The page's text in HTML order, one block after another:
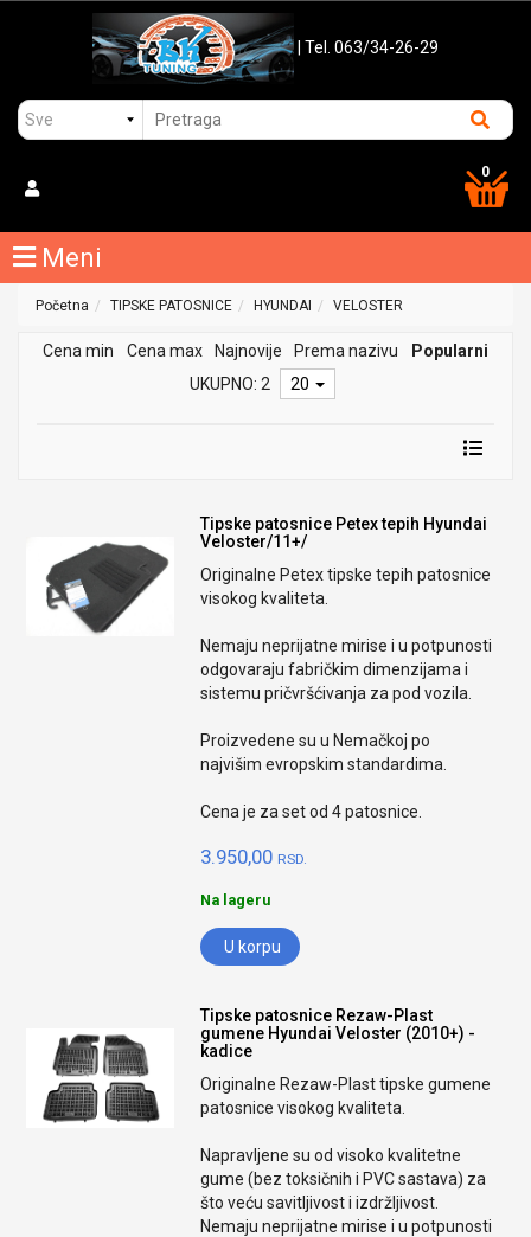
| Tel. 063/34-26-29
0
Meni
Početna TIPSKE PATOSNICE HYUNDAI VELOSTER
Cena min Cena max Najnovije Prema nazivu
Popularni
UKUPNO: 2
20
Tipske patosnice Petex tepih Hyundai
Veloster/11+/
Originalne Petex tipske tepih patosnice
visokog kvaliteta.
Nemaju neprijatne mirise i u potpunosti
odgovaraju fabričkim dimenzijama i
sistemu pričvršćivanja za pod vozila.
Proizvedene su u Nemačkoj po
najvišim evropskim standardima.
Cena je za set od 4 patosnice.
3.950,00 RSD.
Na lageru
U korpu
Tipske patosnice Rezaw-Plast
gumene Hyundai Veloster (2010+) -
kadice
Originalne Rezaw-Plast tipske gumene
patosnice visokog kvaliteta.
Napravljene su od visoko kvalitetne
gume (bez toksičnih i PVC sastava) za
što veću savitljivost i izdržljivost.
Nemaju neprijatne mirise i u potpunosti